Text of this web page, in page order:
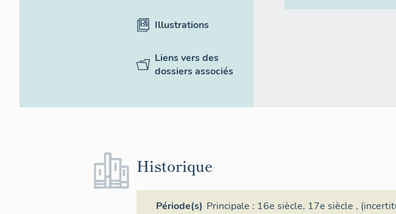
Illustrations
Liens vers des
dossiers associés
Historique
Période(s) Principale : 16e siècle, 17e siècle ,